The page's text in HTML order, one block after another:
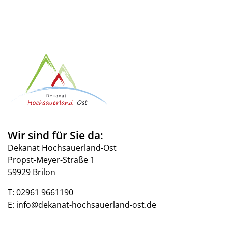
Wir sind für Sie da:
Dekanat Hochsauerland-Ost
Propst-Meyer-Straße 1
59929 Brilon
T: 02961 9661190
E: info@dekanat-hochsauerland-ost.de